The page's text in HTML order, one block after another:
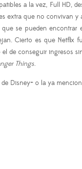
a la vez, Full HD,
que no convivan y
se pueden
Cierto es que Netflix
de conseguir ingresos
Things.
Disney+ o la ya